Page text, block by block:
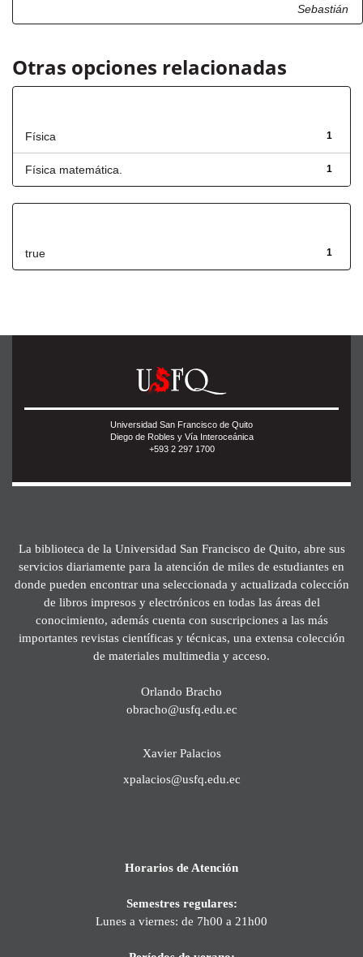
Sebastián
Otras opciones relacionadas
1
Física
1
Física matemática.
1
true
Universidad San Francisco de Quito
Diego de Robles y Vía Interoceánica
+593 2 297 1700
La biblioteca de la Universidad San Francisco de Quito, abre sus
servicios diariamente para la atención de miles de estudiantes en
donde pueden encontrar una seleccionada y actualizada colección
de libros impresos y electrónicos en todas las áreas del
conocimiento, además cuenta con suscripciones a las más
importantes revistas científicas y técnicas, una extensa colección
de materiales multimedia y acceso.
Orlando Bracho
obracho@usfq.edu.ec
Xavier Palacios
xpalacios@usfq.edu.ec
Horarios de Atención
Semestres regulares:
Lunes a viernes: de 7h00 a 21h00